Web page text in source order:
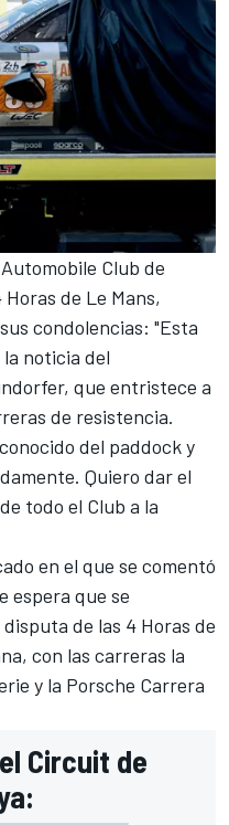
Club de
Horas de Le Mans,
condolencias: "Esta
noticia del
que entristece a
de resistencia.
del paddock y
Quiero dar el
todo el Club a la
en el que se comentó
espera que se
de las 4 Horas de
con las carreras la
y la Porsche Carrera
Circuit de